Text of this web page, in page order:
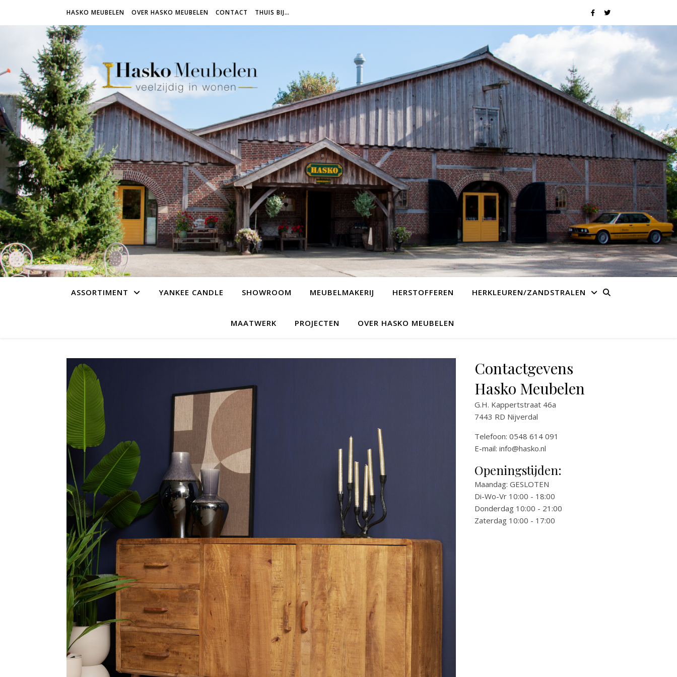
HASKO MEUBELEN OVER HASKO MEUBELEN CONTACT THUIS BIJ…
ASSORTIMENT YANKEE CANDLE SHOWROOM MEUBELMAKERIJ HERSTOFFEREN HERKLEUREN/ZANDSTRALEN
MAATWERK PROJECTEN OVER HASKO MEUBELEN
Contactgevens
Hasko Meubelen
G.H. Kappertstraat 46a
7443 RD Nijverdal
Telefoon: 0548 614 091
E-mail: info@hasko.nl
Openingstijden:
Maandag: GESLOTEN
Di-Wo-Vr 10:00 - 18:00
Donderdag 10:00 - 21:00
Zaterdag 10:00 - 17:00